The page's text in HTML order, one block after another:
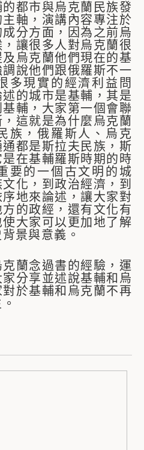
都市與烏克蘭民族發
軸，演講內容專注於
分方面，因為之前烏
讓很多人對烏克蘭很
烏克蘭他們現在的基
說他們跟俄羅斯不一
多現實的經濟利益問
的城市是基輔，其是
輔，大家第一個會聯
這就是為什麼烏克蘭
族，俄羅斯人、烏克
都是斯拉夫民族，斯
在基輔羅斯時期的時
要的一個古文明的城
化，到政治經濟，到
地來論述，讓大家對
的政經，還有文化有
大家可以更加地了解
景與意義。
蘭念過書的經驗，運
分享並述說基輔和烏
於基輔和烏克蘭不再